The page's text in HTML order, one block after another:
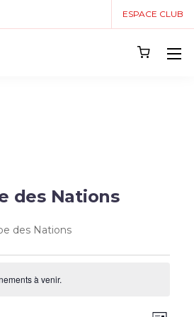
ESPACE CLUB
des Nations
des Nations
à venir.